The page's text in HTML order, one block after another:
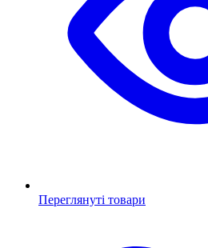
Переглянуті товари